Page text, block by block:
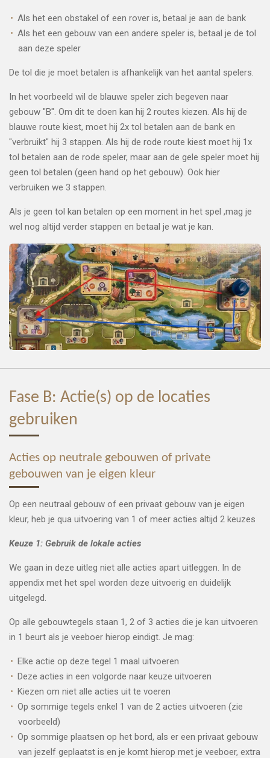
Als het een obstakel of een rover is, betaal je aan de bank
Als het een gebouw van een andere speler is, betaal je de tol
aan deze speler
De tol die je moet betalen is afhankelijk van het aantal spelers.
In het voorbeeld wil de blauwe speler zich begeven naar
gebouw "B". Om dit te doen kan hij 2 routes kiezen. Als hij de
blauwe route kiest, moet hij 2x tol betalen aan de bank en
"verbruikt" hij 3 stappen. Als hij de rode route kiest moet hij 1x
tol betalen aan de rode speler, maar aan de gele speler moet hij
geen tol betalen (geen hand op het gebouw). Ook hier
verbruiken we 3 stappen.
Als je geen tol kan betalen op een moment in het spel ,mag je
wel nog altijd verder stappen en betaal je wat je kan.
Fase B: Actie(s) op de locaties
gebruiken
Acties op neutrale gebouwen of private
gebouwen van je eigen kleur
Op een neutraal gebouw of een privaat gebouw van je eigen
kleur, heb je qua uitvoering van 1 of meer acties altijd 2 keuzes
Keuze 1: Gebruik de lokale acties
We gaan in deze uitleg niet alle acties apart uitleggen. In de
appendix met het spel worden deze uitvoerig en duidelijk
uitgelegd.
Op alle gebouwtegels staan 1, 2 of 3 acties die je kan uitvoeren
in 1 beurt als je veeboer hierop eindigt. Je mag:
Elke actie op deze tegel 1 maal uitvoeren
Deze acties in een volgorde naar keuze uitvoeren
Kiezen om niet alle acties uit te voeren
Op sommige tegels enkel 1 van de 2 acties uitvoeren (zie
voorbeeld)
Op sommige plaatsen op het bord, als er een privaat gebouw
van jezelf geplaatst is en je komt hierop met je veeboer, extra